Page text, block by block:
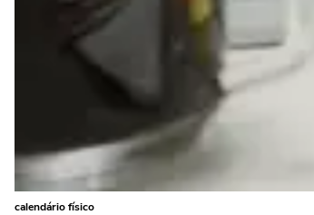
calendário físico